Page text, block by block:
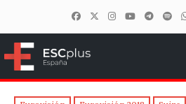
ESCplus España